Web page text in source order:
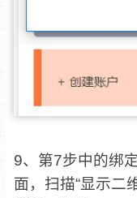
9、第7步中的绑
面，扫描“显示二